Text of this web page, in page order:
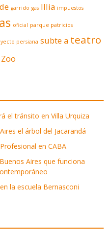
garrido gas Illia impuestos
oficial parque patricios
persiana subte a teatro
Zoo
el tránsito en Villa Urquiza
el árbol del Jacarandá
en CABA
Aires que funciona
la escuela Bernasconi